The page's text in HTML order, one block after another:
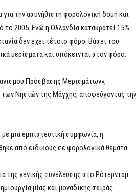
για την ασυνήθιστη φορολογική δομή και
2005. Ενώ η Ολλανδία κατακρατεί 15%
δεν έχει τέτοιο φόρο. Βάσει του
μερίσματα και υπόκεινται στον φόρο.
Πρόσβασης Μερισμάτων»,
Νησιών της Μάγχης, αποφεύγοντας την
μια εμπιστευτική συμφωνία, η
από ειδικούς σε φορολογικά θέματα.
της γενικής συνέλευσης στο Ρότερνταμ
μίας και μοναδικής σειράς